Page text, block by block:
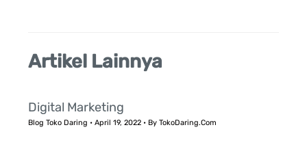
Artikel Lainnya
Digital Marketing
Blog Toko Daring •April 19, 2022 • ByTokoDaring.Com